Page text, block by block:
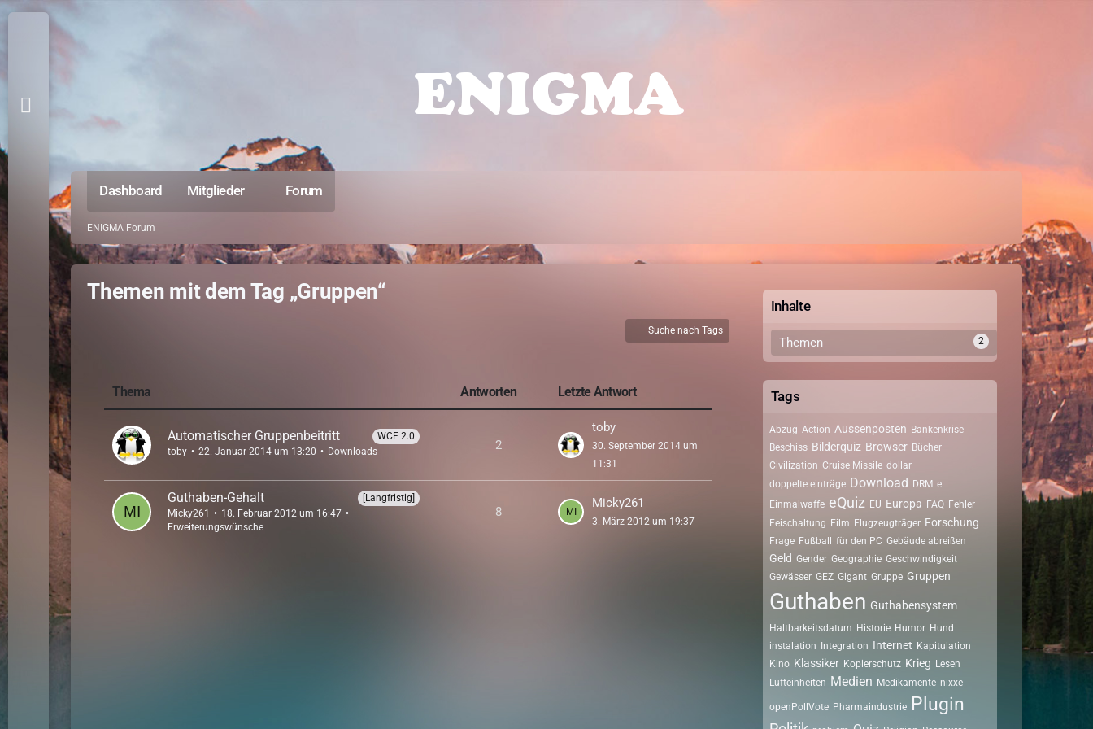
Dashboard Mitglieder Forum
ENIGMA Forum
Themen mit dem Tag „Gruppen“
Suche nach Tags
Thema Antworten Letzte Antwort
WCF 2.0
Automatischer Gruppenbeitritt
toby 22. Januar 2014 um 13:20 Downloads 2
toby
30. September 2014 um
11:31
[Langfristig]
Guthaben-Gehalt
Micky261
18. Februar 2012 um 16:47
Erweiterungswünsche
8
Micky261
3. März 2012 um 19:37
Inhalte
Themen 2
Tags
Abzug Action Aussenposten Bankenkrise
Beschiss Bilderquiz Browser Bücher
Civilization Cruise Missile dollar
doppelte einträge Download DRM e
Einmalwaffe eQuiz EU Europa FAQ Fehler
Feischaltung Film Flugzeugträger Forschung
Frage Fußball für den PC Gebäude abreißen
Geld Gender Geographie Geschwindigkeit
Gewässer GEZ Gigant Gruppe Gruppen
Guthaben Guthabensystem
Haltbarkeitsdatum Historie Humor Hund
instalation
Integration Internet Kapitulation
Kino Klassiker Kopierschutz Krieg Lesen
Lufteinheiten Medien Medikamente nixxe
openPollVote Pharmaindustrie Plugin